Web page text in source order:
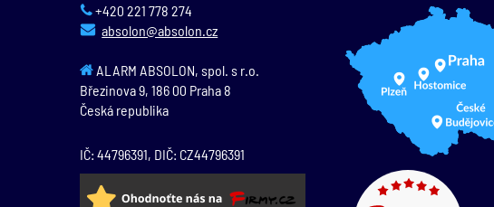
+420 221 778 274
absolon@absolon.cz
ALARM ABSOLON, spol. s r.o.
Březinova 9,186 00 Praha 8
Česká republika
IČ: 44796391, DIČ: CZ44796391